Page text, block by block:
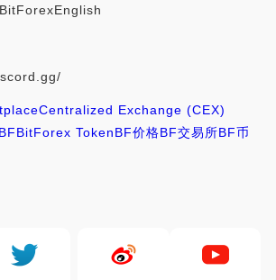
Centralized Exchange (CEX)
BFBitForex TokenBF价格BF交易所BF币